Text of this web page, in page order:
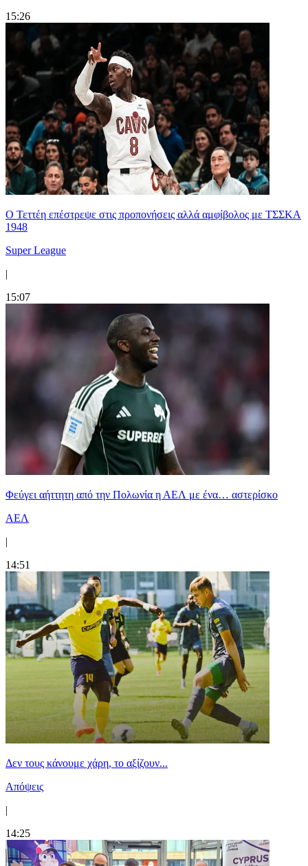
15:26
Ο Τεττέη επέστρεψε στις προπονήσεις αλλά αμφίβολος με ΤΣΣΚΑ
1948
Super League
|
15:07
Φεύγει αήττητη από την Πολωνία η ΑΕΛ με ένα… αστερίσκο
ΑΕΛ
|
14:51
Δεν τους κάνουμε χάρη, το αξίζουν...
Απόψεις
|
14:25